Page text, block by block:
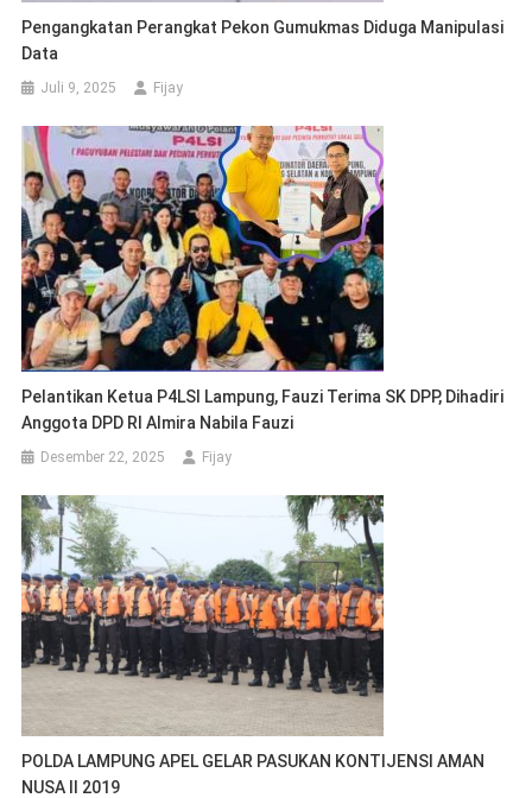
Pengangkatan Perangkat Pekon Gumukmas Diduga Manipulasi
Data
Juli 9, 2025 Fijay
Pelantikan Ketua P4LSI Lampung, Fauzi Terima SK DPP, Dihadiri
Anggota DPD RI Almira Nabila Fauzi
Desember 22, 2025 Fijay
POLDA LAMPUNG APEL GELAR PASUKAN KONTIJENSI AMAN
NUSA II 2019